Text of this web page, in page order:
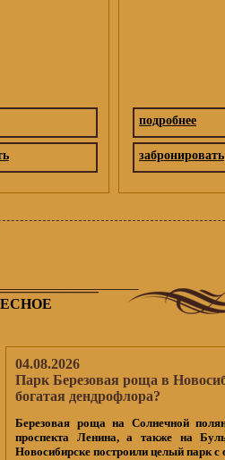
подробнее
забронировать
04.08.2026
Парк Березовая роща в
богатая дендрофлора?
Березовая роща на Солнечной
проспекта Ленина, а также на
Новосибирске построили целый парк